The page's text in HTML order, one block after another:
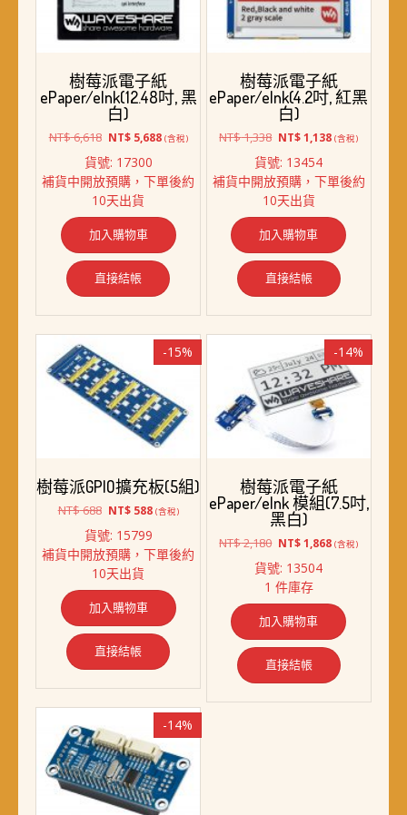
樹莓派電子紙
ePaper/eInk(4.2吋, 紅黑
白)
NT$1,338 原
價
格：
NT$ 1,338。
NT$1,138目
格：
(含稅)
貨號: 13454
補貨中開放預購，下單後約
10天出貨
加入購物車
直接結帳
樹莓派電子紙
ePaper/eInk(12.48吋, 黑
白)
NT$6,618 原
價
格：
NT$ 6,618。
NT$5,688目
格：
(含稅)
貨號: 17300
補貨中開放預購，下單後約
10天出貨
加入購物車
直接結帳
-14%
樹莓派電子紙
ePaper/eInk 模組(7.5吋,
黑白)
NT$2,180 原
價
格：
NT$ 2,180。
NT$1,868目
NT$ 1,868。
(含稅)
貨號: 13504
1 件庫存
加入購物車
直接結帳
-15%
樹莓派GPIO擴充板(5組)
NT$688 原
價
格：
NT$ 688。
NT$588目
價
格：
(含稅)
貨號: 15799
補貨中開放預購，下單後約
10天出貨
加入購物車
直接結帳
-14%